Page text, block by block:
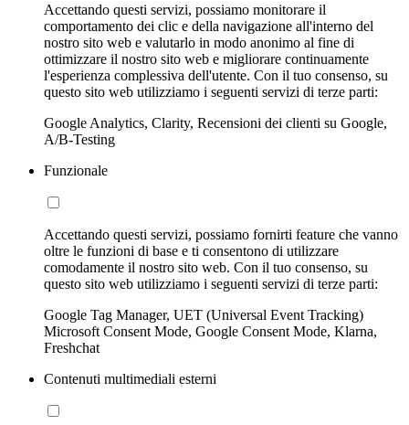
Accettando questi servizi, possiamo monitorare il
comportamento dei clic e della navigazione all'interno del
nostro sito web e valutarlo in modo anonimo al fine di
ottimizzare il nostro sito web e migliorare continuamente
l'esperienza complessiva dell'utente. Con il tuo consenso, su
questo sito web utilizziamo i seguenti servizi di terze parti:
Google Analytics, Clarity, Recensioni dei clienti su Google,
A/B-Testing
Funzionale
Accettando questi servizi, possiamo fornirti feature che vanno
oltre le funzioni di base e ti consentono di utilizzare
comodamente il nostro sito web. Con il tuo consenso, su
questo sito web utilizziamo i seguenti servizi di terze parti:
Google Tag Manager, UET (Universal Event Tracking)
Microsoft Consent Mode, Google Consent Mode, Klarna,
Freshchat
Contenuti multimediali esterni